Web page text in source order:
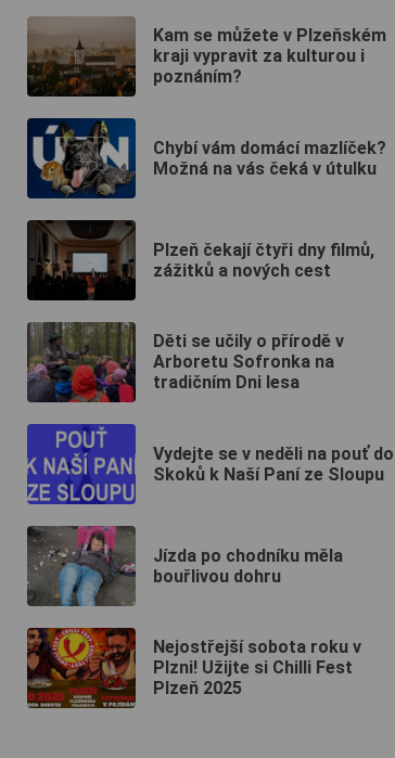
Kam se můžete v Plzeňském
kraji vypravit za kulturou i
poznáním?
Chybí vám domácí mazlíček?
Možná na vás čeká v útulku
Plzeň čekají čtyři dny filmů,
zážitků a nových cest
Děti se učily o přírodě v
Arboretu Sofronka na
tradičním Dni lesa
Vydejte se v neděli na pouť do
Skoků k Naší Paní ze Sloupu
Jízda po chodníku měla
bouřlivou dohru
Nejostřejší sobota roku v
Plzni! Užijte si Chilli Fest
Plzeň 2025